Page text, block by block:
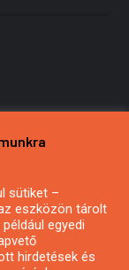
sütiket –
eszközön tárolt
egyedi
hirdetések és